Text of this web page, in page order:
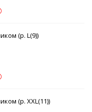
(р. L(9))
(р. XXL(11))